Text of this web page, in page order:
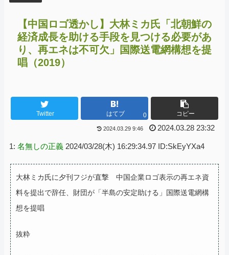
【中国ロゴ透かし】大林ミカ氏「北朝鮮の
経済成長を助ける手段を見つける必要があ
り、再エネは不可欠」国際送電網構想を提
唱（2019）
Twitter はてブ 0 コピー
2024.03.29 9:46 2024.03.28 23:32
1: 名無しの正義 2024/03/28(木) 16:29:34.97 ID:SkEyYXa4
大林ミカ氏に夕刊フジが直撃 中国企業ロゴ表示の再エネ資
料を提出で辞任、財団が「半島の安定助ける」国際送電網構
想を提唱
抜粋